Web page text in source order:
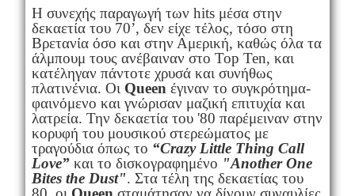
H συνεχής παραγωγή των hits μέσα στην
δεκαετία του 70’, δεν είχε τέλος, τόσο στη
Βρετανία όσο και στην Αμερική, καθώς όλα τα
άλμπουμ τους ανέβαιναν στο Top Ten, και
κατέληγαν πάντοτε χρυσά και συνήθως
πλατινένια. Οι Queen έγιναν το συγκρότημα-
φαινόμενο και γνώρισαν μαζική επιτυχία και
λατρεία. Την δεκαετία του '80 παρέμειναν στην
κορυφή του μουσικού στερεώματος με
τραγούδια όπως το “Crazy Little Thing Call
Love”και το δισκογραφημένο "Another One
Bites the Dust". Στα τέλη της δεκαετίας του